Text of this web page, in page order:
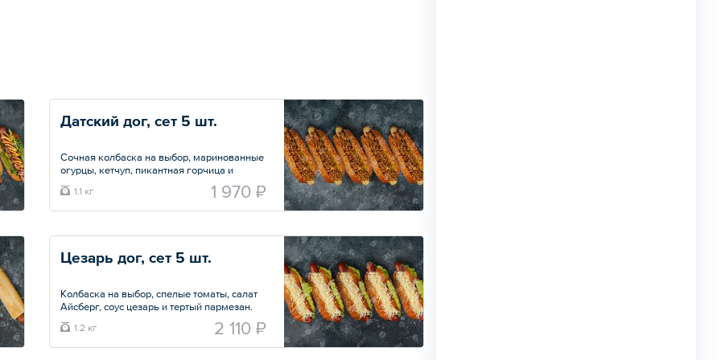
Сочная колбаска на выбор, маринованные
огурцы, кетчуп, пикантная горчица и
хрустящий лук фри.
Общий вес – 1150 г
1.1 кг 1 970 ₽
Колбаска на выбор, спелые томаты, салат
Айсберг, соус цезарь и тертый пармезан.
Общий вес – 1.2 кг
1.2 кг 2 110 ₽